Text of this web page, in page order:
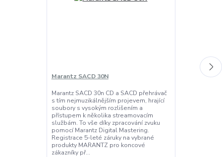
Marantz SACD 30N
Marantz SACD 30n CD a SACD přehrávač
s tím nejmuzikálnějším projevem, hrající
soubory s vysokým rozlišením a
přístupem k několika streamovacím
službám. To vše díky zpracování zvuku
pomocí Marantz Digital Mastering.
Registrace 5-leté záruky na vybrané
produkty MARANTZ pro koncové
zákazníky př...
Marantz